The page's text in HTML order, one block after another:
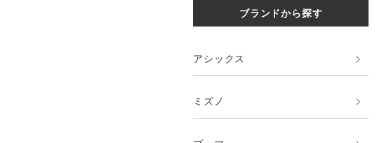
ブランドから探す
アシックス
ミズノ